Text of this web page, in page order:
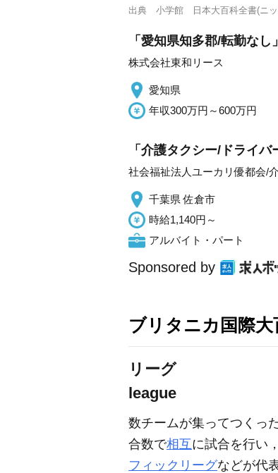
出典 小学館 日本大百科全書(ニ
「愛知県知多郡/転勤な
株式会社東和リース
愛知県
年収300万円～600万円
「介護タクシー/ドライ
社会福祉法人ユーカリ優都会/
千葉県 佐倉市
時給1,140円～
アルバイト・パート
Sponsored by
ブリタニカ国際
リーグ
league
数チームが集ってつくっ
合数で相互に試合を行い
フィックリーグなどが代